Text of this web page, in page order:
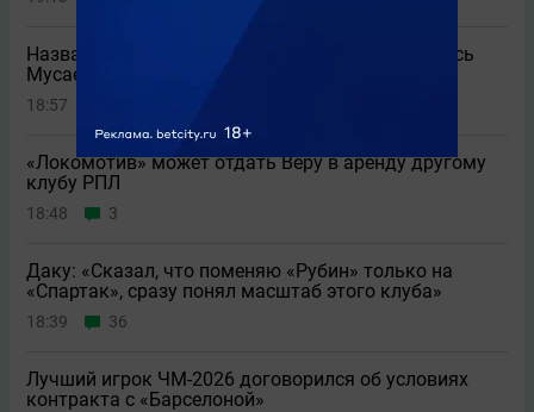
Названы 3 клуба РПЛ, которые заинтересовались
Мусаевым из ЦСКА
18:57
«Локомотив» может отдать Веру в аренду другому
клубу РПЛ
18:48 3
Даку: «Сказал, что поменяю «Рубин» только на
«Спартак», сразу понял масштаб этого клуба»
18:39 36
Лучший игрок ЧМ-2026 договорился об условиях
контракта с «Барселоной»